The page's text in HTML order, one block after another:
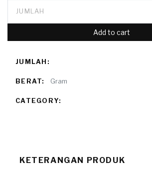
JUMLAH
Add to cart
JUMLAH:
BERAT: Gram
CATEGORY:
KETERANGAN PRODUK